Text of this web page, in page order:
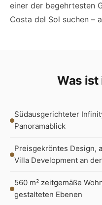
einer der begehrtesten
Costa del Sol suchen –
Was
Südausgerichteter
Panoramablick
Preisgekröntes Design,
Villa Development an
560 m² zeitgemäße
gestalteten Ebenen